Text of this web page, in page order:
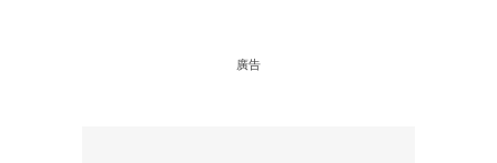
廣告